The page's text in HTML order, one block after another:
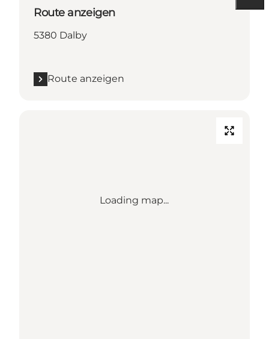
Route anzeigen
5380 Dalby
Route anzeigen
Loading map...